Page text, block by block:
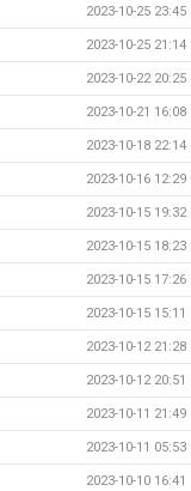
2023-10-25 23:45
2023-10-25 21:14
2023-10-22 20:25
2023-10-21 16:08
2023-10-18 22:14
2023-10-16 12:29
2023-10-15 19:32
2023-10-15 18:23
2023-10-15 17:26
2023-10-15 15:11
2023-10-12 21:28
2023-10-12 20:51
2023-10-11 21:49
2023-10-11 05:53
2023-10-10 16:41